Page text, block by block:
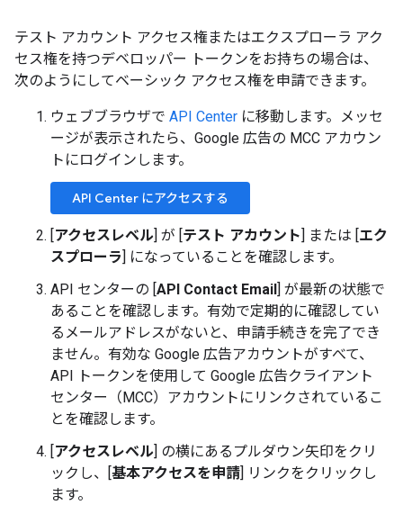
テスト アカウント アクセス権またはエクスプローラ アク
セス権を持つデベロッパー トークンをお持ちの場合は、
次のようにしてベーシック アクセス権を申請できます。
ウェブブラウザで API Center に移動します。メッセ
ージが表示されたら、Google 広告の MCC アカウン
トにログインします。
API Center にアクセスする
アクセスレベル ] が [ テスト アカウント ] または [ エク
スプローラ
] になっていることを確認します。
API センターの [ API Contact Email
] が最新の状態で
あることを確認します。有効で定期的に確認してい
るメールアドレスがないと、申請手続きを完了でき
ません。有効な Google 広告アカウントがすべて、
API トークンを使用して Google 広告クライアント
センター（MCC）アカウントにリンクされているこ
とを確認します。
アクセスレベル ] の横にあるプルダウン矢印をクリ
ックし、[ 基本アクセスを申請 ] リンクをクリックし
ます。